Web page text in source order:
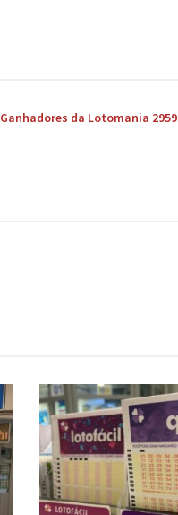
Ganhadores da Lotomania 2959